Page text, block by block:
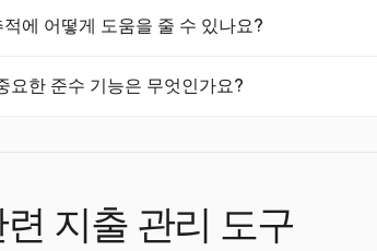
프로세스를 간소화하는 데 도움을 줍니다.
에 어떻게 도움을 줄 수 있나요?
반으로 운영되는 기업에 특히 유익합니다.
요한 준수 기능은 무엇인가요?
련 지출 관리 도구